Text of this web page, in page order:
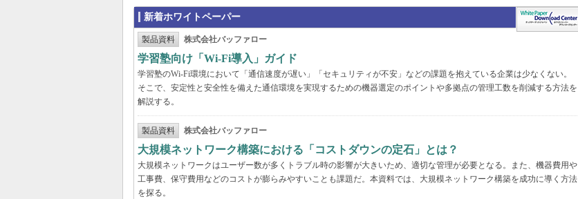
新着ホワイトペーパー
製品資料 株式会社バッファロー
学習塾向け「Wi-Fi導入」ガイド
学習塾のWi-Fi環境において「通信速度が遅い」「セキュリティが不安」などの課題を抱えている企業は少なくない。
そこで、安定性と安全性を備えた通信環境を実現するための機器選定のポイントや多拠点の管理工数を削減する方法を
解説する。
製品資料 株式会社バッファロー
大規模ネットワーク構築における「コストダウンの定石」とは？
大規模ネットワークはユーザー数が多くトラブル時の影響が大きいため、適切な管理が必要となる。また、機器費用や
工事費、保守費用などのコストが膨らみやすいことも課題だ。本資料では、大規模ネットワーク構築を成功に導く方法
を探る。